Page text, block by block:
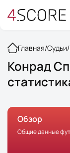
Главная/Судьи/
Конрад
Обзор
Общие данные